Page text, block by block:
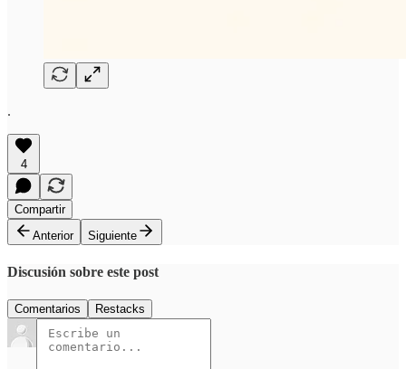
.
4
Compartir
Anterior
Siguiente
Discusión sobre este post
Comentarios Restacks